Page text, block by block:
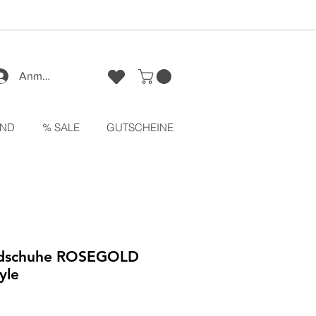
Anmelden
% SALE GUTSCHEINE
ROSEGOLD